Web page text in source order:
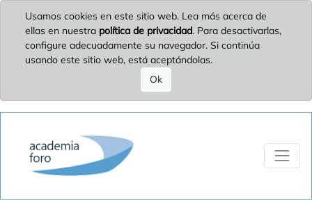
Usamos cookies en este sitio web. Lea más acerca de
ellas en nuestra política de privacidad. Para desactivarlas,
configure adecuadamente su navegador. Si continúa
usando este sitio web, está aceptándolas.
Ok